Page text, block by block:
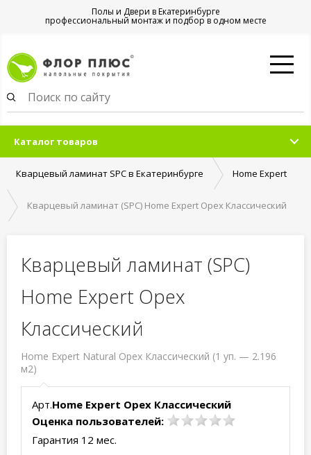
Полы и Двери в Екатеринбурге
профессиональный монтаж и подбор в одном месте
Каталог товаров
Кварцевый ламинат SPC в Екатеринбурге Home Expert
Кварцевый ламинат (SPC) Home Expert Орех Классический
Кварцевый ламинат (SPC)
Home Expert Орех
Классический
Home Expert Natural Орех Классический (1 уп. — 2.196
м2)
Арт.Home Expert Орех Классический
Оценка пользователей:
Гарантия 12 мес.